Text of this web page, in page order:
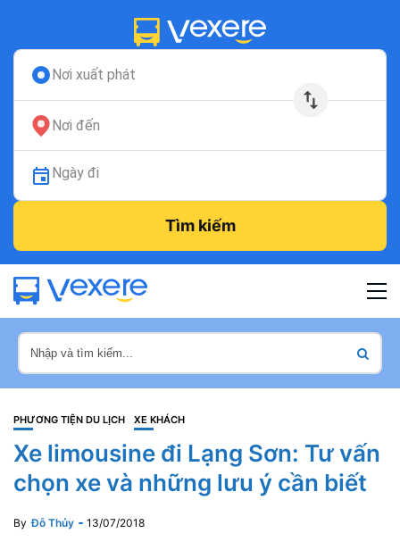
Nơi xuất phát
Nơi đến
Ngày đi
Tìm kiếm
PHƯƠNG TIỆN DU LỊCH XE KHÁCH
Xe limousine đi Lạng Sơn: Tư vấn
chọn xe và những lưu ý cần biết
By Đỗ Thủy 13/07/2018